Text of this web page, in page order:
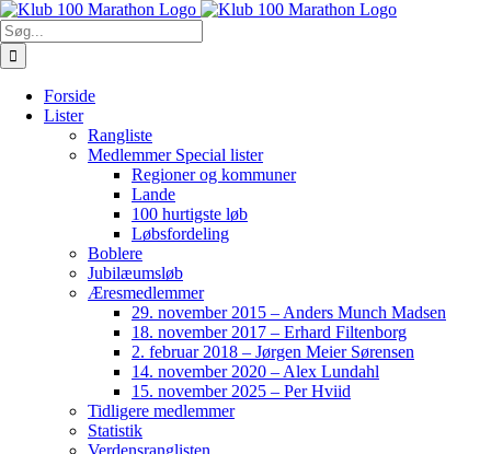
Skip
to
content
Søg
efter:
Forside
Lister
Rangliste
Medlemmer Special lister
Regioner og kommuner
Lande
100 hurtigste løb
Løbsfordeling
Boblere
Jubilæumsløb
Æresmedlemmer
29. november 2015 – Anders Munch Madsen
18. november 2017 – Erhard Filtenborg
2. februar 2018 – Jørgen Meier Sørensen
14. november 2020 – Alex Lundahl
15. november 2025 – Per Hviid
Tidligere medlemmer
Statistik
Verdensranglisten